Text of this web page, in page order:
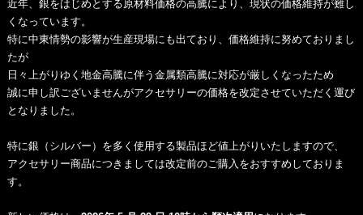
近年、銀をはじめとする原材料価格の高騰により、 現状の価格維持が難し
くなっています。
特に中東情勢の影響が生産現場にも出ており、 価格維持に努めておりまし
たが
日々上がりゆく地金高騰に伴う金属類高騰に対応が厳しくなったため
誠に申し訳ございませんがアクセサリーの価格を改定させていただく運び
となりました。
特に銀（シルバー）を多く使用する製品ほど値上がりいたしますので、
アクセサリー商品につきましては改定前のご購入をおすすめしておりま
す。